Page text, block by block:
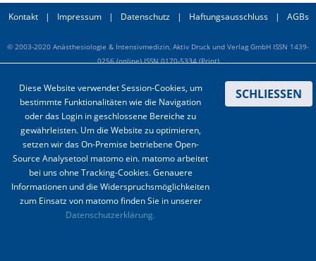
A&I English
Autoren-Service
Bestell-Service
Stellenmarkt
Kongresskalender
Kontakt | Impressum | Datenschutz | Haftungsausschluss | AGBs
© 2003-2020 Anästhesiologie & Intensivmedizin, Aktiv Druck und Verlag GmbH ISSN 1439-
0256 (online) ISSN 0170-5334 (Print)
Diese Website verwendet Session-Cookies, um
bestimmte Funktionalitäten wie die Navigation
oder das Login in geschlossene Bereiche zu
gewährleisten. Um die Website zu optimieren,
setzen wir das On-Premise betriebene Open-
Source Analysetool matomo ein. matomo arbeitet
bei uns ohne Tracking-Cookies. Genauere
Informationen und die Widerspruchsmöglichkeiten
zum Einsatz von matomo finden Sie in unserer
Datenschutzerklärung.
SCHLIESSEN